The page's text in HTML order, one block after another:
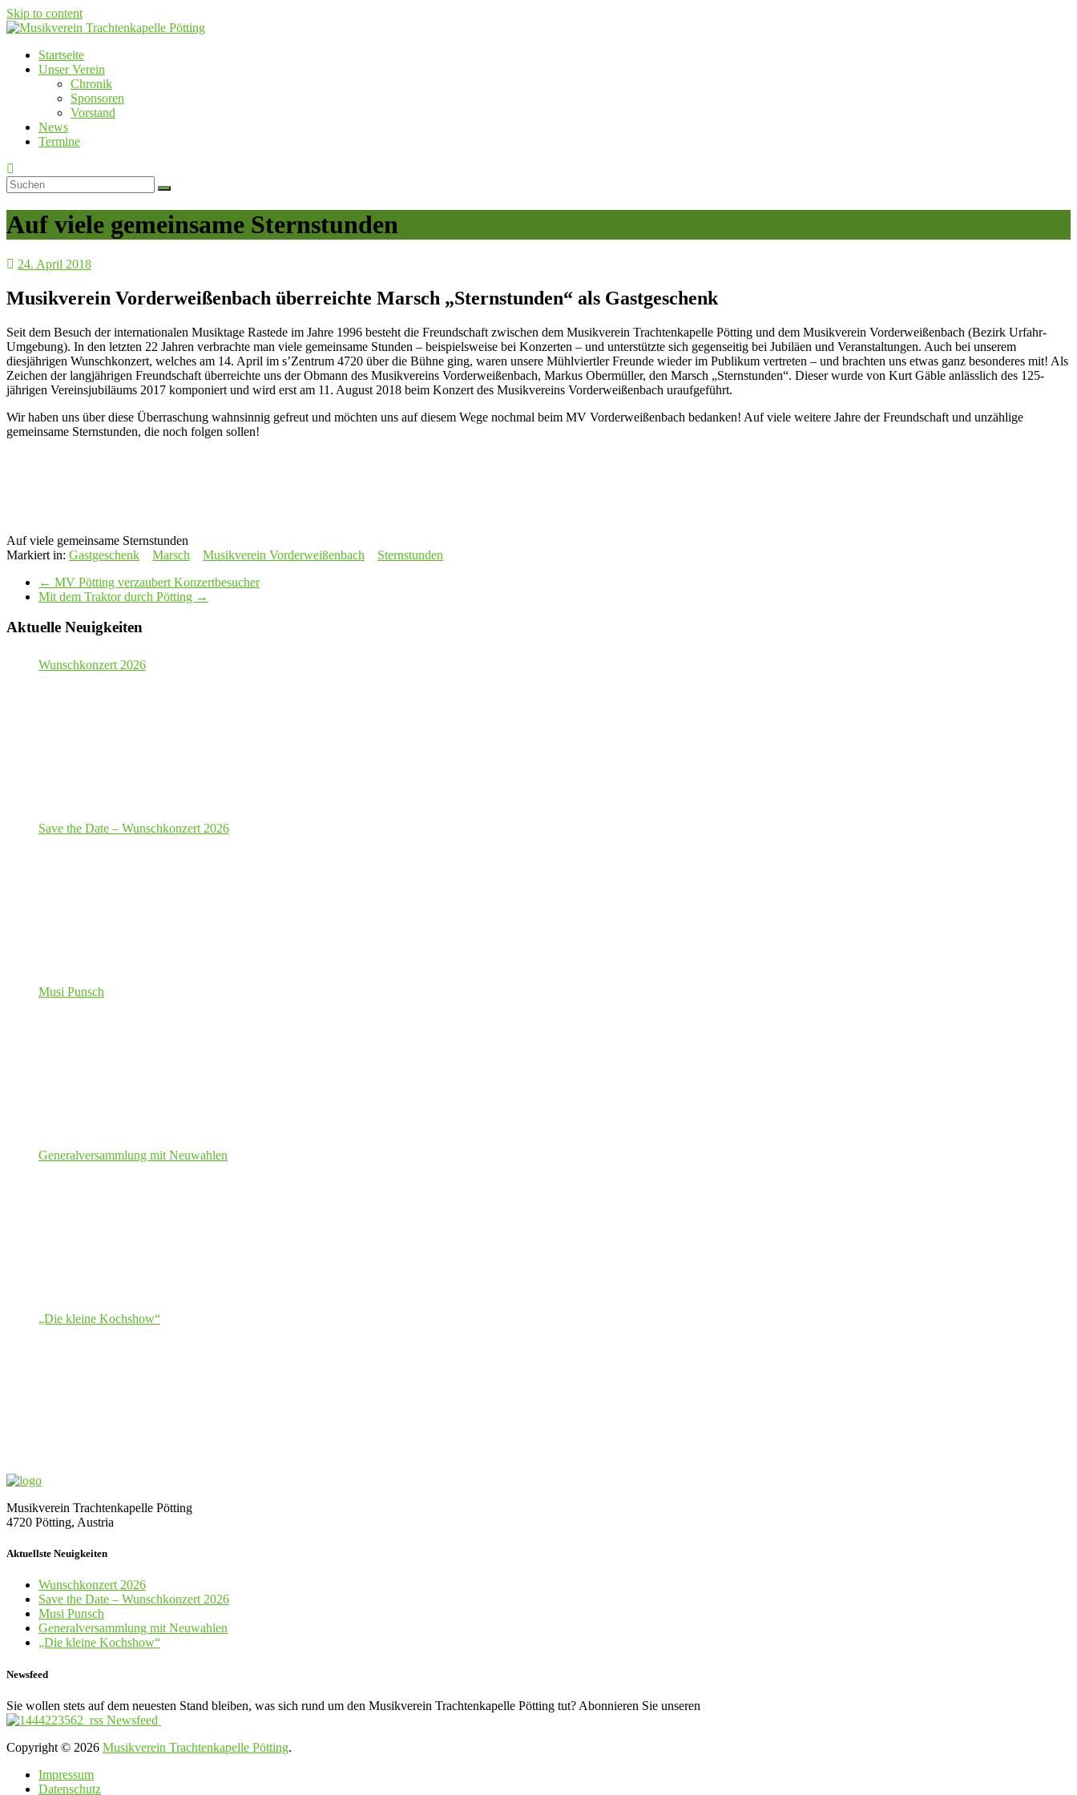
Skip to content
Musikverein Trachtenkapelle Pötting
Startseite
Unser Verein
Chronik
Sponsoren
Vorstand
News
Termine
Auf viele gemeinsame Sternstunden
24. April 2018
Musikverein Vorderweißenbach überreichte Marsch „Sternstunden“ als Gastgeschenk
Seit dem Besuch der internationalen Musiktage Rastede im Jahre 1996 besteht die Freundschaft zwischen dem Musikverein Trachtenkapelle Pötting und dem Musikverein Vorderweißenbach (Bezirk Urfahr-
Umgebung). In den letzten 22 Jahren verbrachte man viele gemeinsame Stunden – beispielsweise bei Konzerten – und unterstützte sich gegenseitig bei Jubiläen und Veranstaltungen. Auch bei unserem
diesjährigen Wunschkonzert, welches am 14. April im s’Zentrum 4720 über die Bühne ging, waren unsere Mühlviertler Freunde wieder im Publikum vertreten – und brachten uns etwas ganz besonderes mit! Als
Zeichen der langjährigen Freundschaft überreichte uns der Obmann des Musikvereins Vorderweißenbach, Markus Obermüller, den Marsch „Sternstunden“. Dieser wurde von Kurt Gäble anlässlich des 125-
jährigen Vereinsjubiläums 2017 komponiert und wird erst am 11. August 2018 beim Konzert des Musikvereins Vorderweißenbach uraufgeführt.
Wir haben uns über diese Überraschung wahnsinnig gefreut und möchten uns auf diesem Wege nochmal beim MV Vorderweißenbach bedanken! Auf viele weitere Jahre der Freundschaft und unzählige
gemeinsame Sternstunden, die noch folgen sollen!
Auf viele gemeinsame Sternstunden
Markiert in: Gastgeschenk Marsch Musikverein Vorderweißenbach
Sternstunden
← MV Pötting verzaubert Konzertbesucher
Mit dem Traktor durch Pötting →
Aktuelle Neuigkeiten
Wunschkonzert 2026
Save the Date – Wunschkonzert 2026
Musi Punsch
Generalversammlung mit Neuwahlen
„Die kleine Kochshow“
Musikverein Trachtenkapelle Pötting
4720 Pötting, Austria
Aktuellste Neuigkeiten
Wunschkonzert 2026
Save the Date – Wunschkonzert 2026
Musi Punsch
Generalversammlung mit Neuwahlen
„Die kleine Kochshow“
Newsfeed
Sie wollen stets auf dem neuesten Stand bleiben, was sich rund um den Musikverein Trachtenkapelle Pötting tut? Abonnieren Sie unseren
Newsfeed
Copyright © 2026 Musikverein Trachtenkapelle Pötting.
Impressum
Datenschutz